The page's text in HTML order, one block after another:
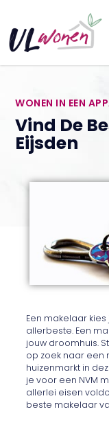
WONEN IN EEN
Vind De
Eijsden
Een makelaar
allerbeste. Een
jouw droomhuis.
op zoek naar een
huizenmarkt in
je voor een NVM
allerlei eisen
beste makelaar